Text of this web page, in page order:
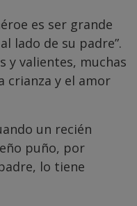
es ser grande
lado de su padre”.
y valientes, muchas
crianza y el amor
un recién
puño, por
lo tiene